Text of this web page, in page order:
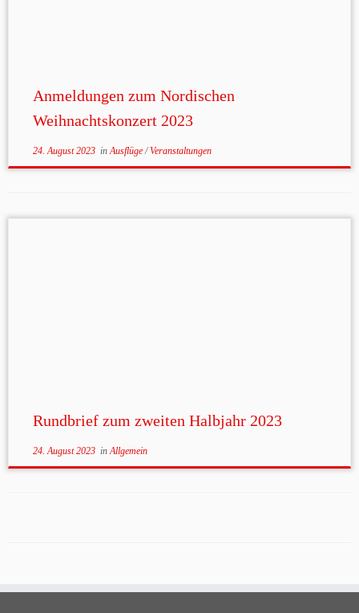
Anmeldungen zum Nordischen
Weihnachtskonzert 2023
24. August 2023inAusflüge/Veranstaltungen
Rundbrief zum zweiten Halbjahr 2023
24. August 2023inAllgemein